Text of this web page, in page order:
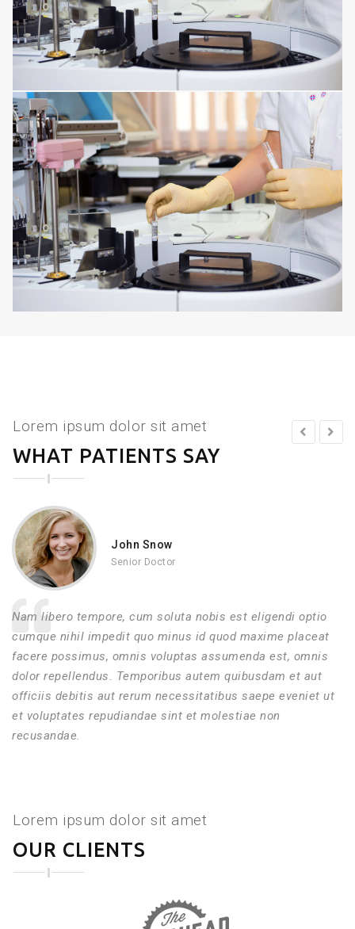
KIDNEY DISORDERS
Lorem ipsum dolor sit amet
WHAT PATIENTS SAY
Tyrion Lannister
Senior Doctor
Nam libero tempore, cum soluta nobis est eligendi optio
cumque nihil impedit quo minus id quod maxime placeat
facere possimus, omnis voluptas assumenda est, omnis
dolor repellendus. Temporibus autem quibusdam et aut
officiis debitis aut rerum necessitatibus saepe eveniet ut
et voluptates repudiandae sint et molestiae non
recusandae.
Lorem ipsum dolor sit amet
OUR CLIENTS